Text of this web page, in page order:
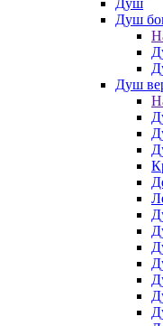
Душ
Душ
Душ